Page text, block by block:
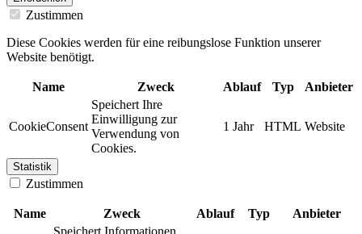
Zustimmen
Diese Cookies werden für eine reibungslose Funktion unserer
Website benötigt.
Name Zweck Ablauf Typ Anbieter
CookieConsent
Speichert Ihre
Einwilligung zur
Verwendung von
Cookies.
1 Jahr HTML Website
Statistik
Zustimmen
Name Zweck Ablauf Typ
Anbieter
Speichert Informationen